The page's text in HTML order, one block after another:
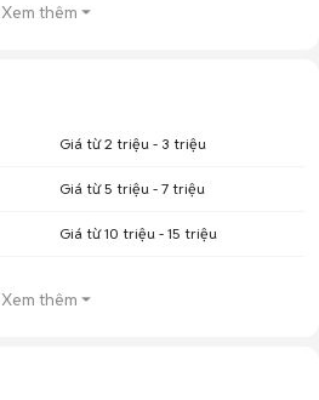
Xem thêm
Giá từ 2 triệu - 3 triệu
Giá từ 5 triệu - 7 triệu
Giá từ 10 triệu - 15 triệu
Xem thêm